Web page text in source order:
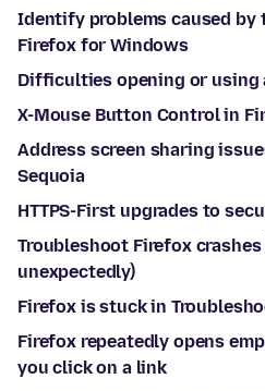
Identify problems caused
Firefox for Windows
Difficulties opening or using
X-Mouse Button Control in
Address screen sharing
Sequoia
HTTPS-First upgrades to
Troubleshoot Firefox
unexpectedly)
Firefox is stuck in
Firefox repeatedly opens
you click on a link